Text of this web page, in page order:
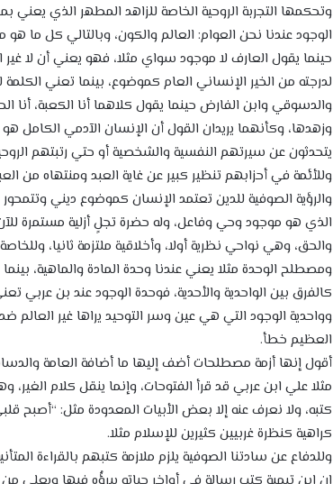
وتحكمها التجربة الروحية الخاصة للزاهد المطهر الذي يعني
الوجود عندنا نحن العوام: العالم والكون، وبالتالي كل ما
حينما يقول العارف لا موجود سواي مثلا، فهو يعني أن لا
لدرجته من الخير الإنساني العام كموضوع، بينما تعني
والدسوقي وابن الفارض حينما يقول كلاهما أنا الكعبة،
وزهدها، وكأنهما يريدان القول أن الإنسان الآدمي الكامل
يتحدثون عن سيرتهم النفسية والشخصية أو حتي رتبتهم
وللأئمة في أحزابهم تنظير كبير عن غاية العبد ومنتهاه من
والرؤية الصوفية للدين تعتمد الإنسان كموضوع ديني
الذي هو موجود وحي وفاعل، وله حضرة تجلٍ أزلية مستمرة
والحق، وهي نواحي نظرية أولا، وأخلاقية ملتزمة ثانيا،
ومصطلح الوحدة مثلا يعني عندنا وحدة المادة والماهية،
كالفرق بين الواحدية والأحدية، فوحدة الوجود عند بن عربي
وواحدية الوجود التي هي عين وسر التوحيد يراها غير
العظيم خطأ.
أقول إنها أزمة مصطلحات أضف إليها ما أضافة العامة
مثلا علي ابن عربي قد قرأ الفتوحات، وإنما ينقل كلام
كتبه، ولا نعرف عنه إلا بعض الأبيات المعدودة مثل: “أصبح
كراهية كنظرة غربيين كثيرين للإسلام مثلا.
وللدفاع عن سادتنا الصوفية يلزم ملازمة كتبهم بالقراءة